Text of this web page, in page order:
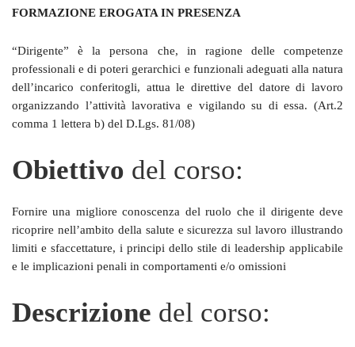
FORMAZIONE EROGATA IN PRESENZA
“Dirigente” è la persona che, in ragione delle competenze
professionali e di poteri gerarchici e funzionali adeguati alla natura
dell’incarico conferitogli, attua le direttive del datore di lavoro
organizzando l’attività lavorativa e vigilando su di essa. (Art.2
comma 1 lettera b) del D.Lgs. 81/08)
Obiettivo del corso:
Fornire una migliore conoscenza del ruolo che il dirigente deve
ricoprire nell’ambito della salute e sicurezza sul lavoro illustrando
limiti e sfaccettature, i principi dello stile di leadership applicabile
e le implicazioni penali in comportamenti e/o omissioni
Descrizione del corso: